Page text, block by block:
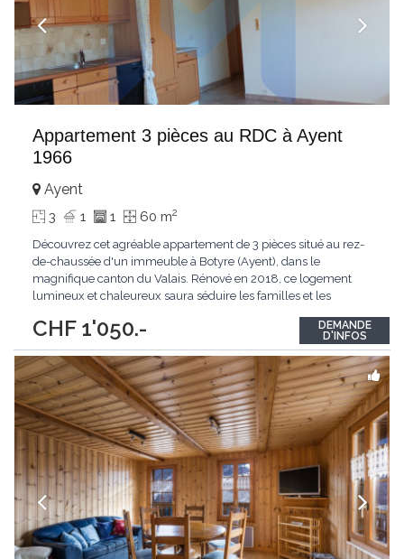
Appartement 3 pièces au RDC à Ayent
1966
CHF 1'050.-
Ayent
3 1 1 60 m2
Découvrez cet agréable appartement de 3 pièces situé au rez-
de-chaussée d'un immeuble à Botyre (Ayent), dans le
magnifique canton du Valais. Rénové en 2018, ce logement
lumineux et chaleureux saura séduire les familles et les
Pièces lumineuses : grandes fenêtres avec vue Cuisine équipée :
Lumineuse et fonctionnelle, avec...
DEMANDE
D'INFOS